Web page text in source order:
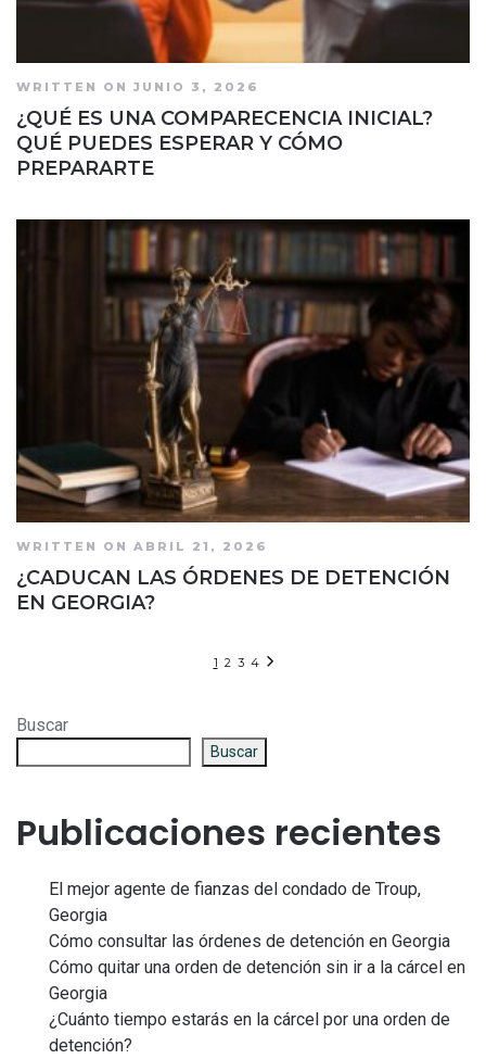
WRITTEN ON JUNIO 3, 2026
¿QUÉ ES UNA COMPARECENCIA INICIAL?
QUÉ PUEDES ESPERAR Y CÓMO
PREPARARTE
WRITTEN ON ABRIL 21, 2026
¿CADUCAN LAS ÓRDENES DE DETENCIÓN
EN GEORGIA?
1 2 3 4
Buscar
Buscar
Publicaciones recientes
El mejor agente de fianzas del condado de Troup,
Georgia
Cómo consultar las órdenes de detención en Georgia
Cómo quitar una orden de detención sin ir a la cárcel en
Georgia
¿Cuánto tiempo estarás en la cárcel por una orden de
detención?